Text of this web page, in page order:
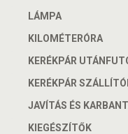
LÁMPA
KILOMÉTERÓRA
KERÉKPÁR
KERÉKPÁR
JAVÍTÁS ÉS
KIEGÉSZÍTŐK